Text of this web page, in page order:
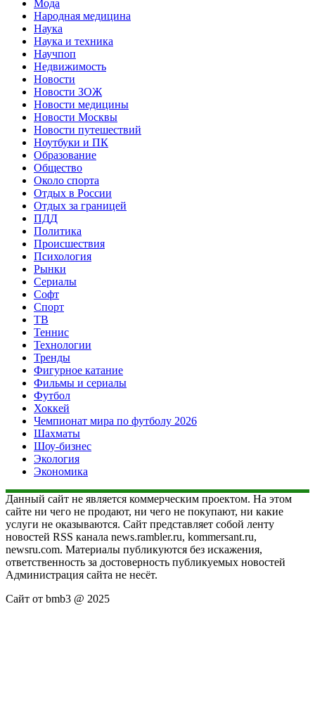
Мода
Народная медицина
Наука
Наука и техника
Научпоп
Недвижимость
Новости
Новости ЗОЖ
Новости медицины
Новости Москвы
Новости путешествий
Ноутбуки и ПК
Образование
Общество
Около спорта
Отдых в России
Отдых за границей
ПДД
Политика
Происшествия
Психология
Рынки
Сериалы
Софт
Спорт
ТВ
Теннис
Технологии
Тренды
Фигурное катание
Фильмы и сериалы
Футбол
Хоккей
Чемпионат мира по футболу 2026
Шахматы
Шоу-бизнес
Экология
Экономика
Данный сайт не является коммерческим проектом. На этом
сайте ни чего не продают, ни чего не покупают, ни какие
услуги не оказываются. Сайт представляет собой ленту
новостей RSS канала news.rambler.ru, kommersant.ru,
newsru.com. Материалы публикуются без искажения,
ответственность за достоверность публикуемых новостей
Администрация сайта не несёт.
Сайт от bmb3 @ 2025